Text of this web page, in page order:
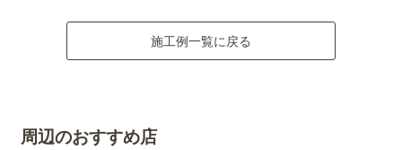
施工例一覧に戻る
周辺のおすすめ店